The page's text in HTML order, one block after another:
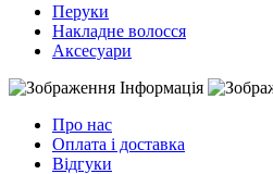
Перуки
Накладне волосся
Аксесуари
Інформація
Про нас
Оплата і доставка
Відгуки